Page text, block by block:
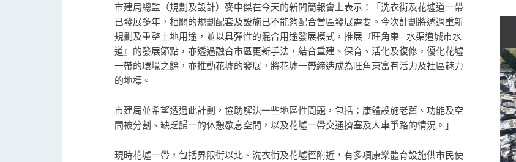
市建局總監（規劃及設計）麥中傑在今天的新聞簡報會上表示：「洗衣街及花墟道一帶
已發展多年，相關的規劃配套及設施已不能夠配合當區發展需要。今次計劃將透過重新
規劃及重整土地用途，並以具彈性的混合用途發展模式，推展『旺角東—水渠道城市水
道』的發展節點，亦透過融合市區更新手法，結合重建、保育、活化及復修，優化花墟
一帶的環境之餘，亦推動花墟的發展，將花墟一帶締造成為旺角東富有活力及社區魅力
的地標。
市建局並希望透過此計劃，協助解決一些地區性問題，包括：康體設施老舊、功能及空
間被分割、缺乏歸一的休憩歇息空間，以及花墟一帶交通擠塞及人車爭路的情況。」
現時花墟一帶，包括界限街以北、洗衣街及花墟徑附近，有多項康樂體育設施供市民使